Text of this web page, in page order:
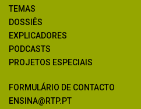
TEMAS
DOSSIÊS
EXPLICADORES
PODCASTS
PROJETOS ESPECIAIS
FORMULÁRIO DE CONTACTO
ENSINA@RTP.PT